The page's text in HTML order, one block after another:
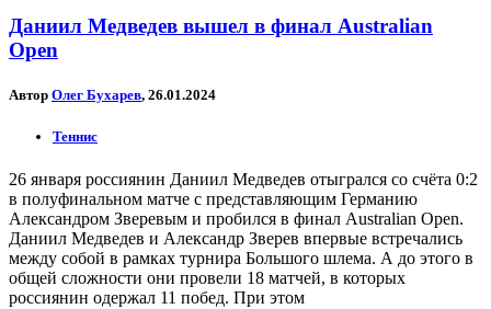
Даниил Медведев вышел в финал Australian
Open
Автор Олег Бухарев, 26.01.2024
Теннис
26 января россиянин Даниил Медведев отыгрался со счёта 0:2
в полуфинальном матче с представляющим Германию
Александром Зверевым и пробился в финал Australian Open.
Даниил Медведев и Александр Зверев впервые встречались
между собой в рамках турнира Большого шлема. А до этого в
общей сложности они провели 18 матчей, в которых
россиянин одержал 11 побед. При этом